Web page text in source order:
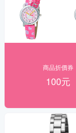
商品折價券
100元